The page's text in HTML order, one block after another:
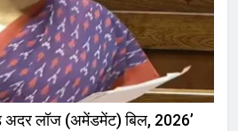
लॉज (अमेंडमेंट) बिल, 2026’